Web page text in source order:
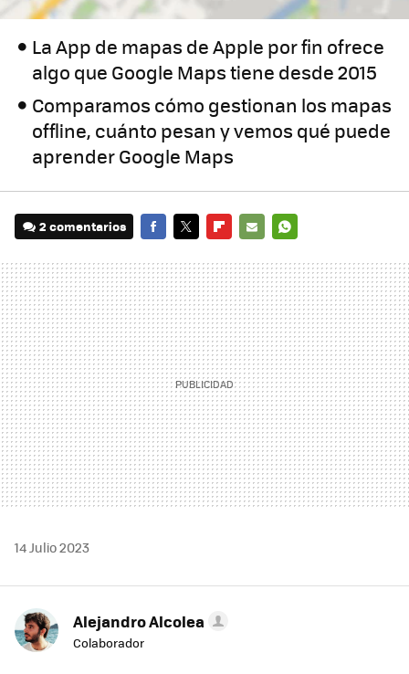
La App de mapas de Apple por fin ofrece
algo que Google Maps tiene desde 2015
Comparamos cómo gestionan los mapas
offline, cuánto pesan y vemos qué puede
aprender Google Maps
2 comentarios
MAIL
14 Julio 2023
Alejandro Alcolea
Colaborador